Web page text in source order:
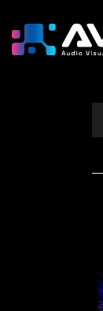
content